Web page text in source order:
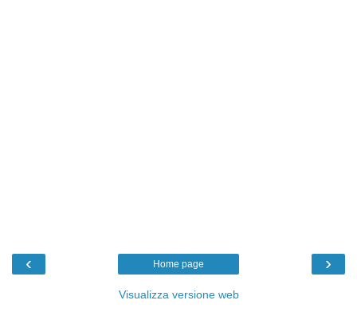
‹ ›
Home page
Visualizza versione web